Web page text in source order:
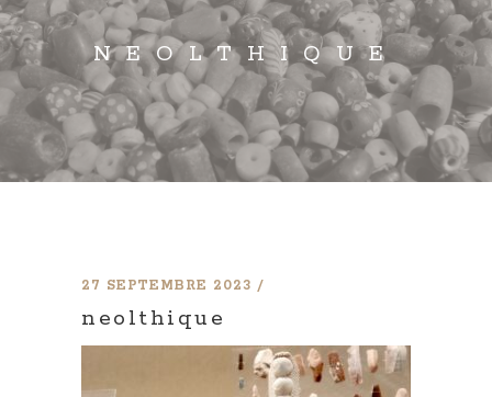
NEOLTHIQUE
27 SEPTEMBRE 2023
neolthique